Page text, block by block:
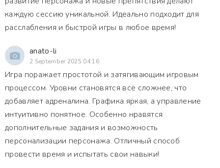
каждую сессию уникальной. Идеально подходит для
расслабления и быстрой игры в любое время!
anato-li
2 September 2025 04:16
Игра поражает простотой и затягивающим игровым
процессом. Уровни становятся всё сложнее, что
добавляет адреналина. Графика яркая, а управление
интуитивно понятное. Особенно нравятся
дополнительные задания и возможность
персонализации персонажа. Отличный способ
провести время и испытать свои навыки!